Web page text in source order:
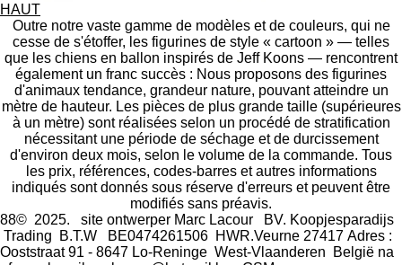
HAUT
Outre notre vaste gamme de modèles et de couleurs, qui ne
cesse de s'étoffer, les figurines de style « cartoon » — telles
que les chiens en ballon inspirés de Jeff Koons — rencontrent
également un franc succès : Nous proposons des figurines
d'animaux tendance, grandeur nature, pouvant atteindre un
mètre de hauteur. Les pièces de plus grande taille (supérieures
à un mètre) sont réalisées selon un procédé de stratification
nécessitant une période de séchage et de durcissement
d'environ deux mois, selon le volume de la commande. Tous
les prix, références, codes-barres et autres informations
indiqués sont donnés sous réserve d'erreurs et peuvent être
modifiés sans préavis.
88© 2025. site ontwerper Marc Lacour BV. Koopjesparadijs
Trading
B.T.W BE0474261506 HWR.Veurne 27417 Adres :
Ooststraat 91 - 8647 Lo-Reninge West-Vlaanderen België na